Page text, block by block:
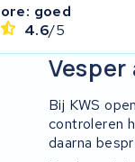
goed
4.6/5
Bij KWS
controleren
daarna